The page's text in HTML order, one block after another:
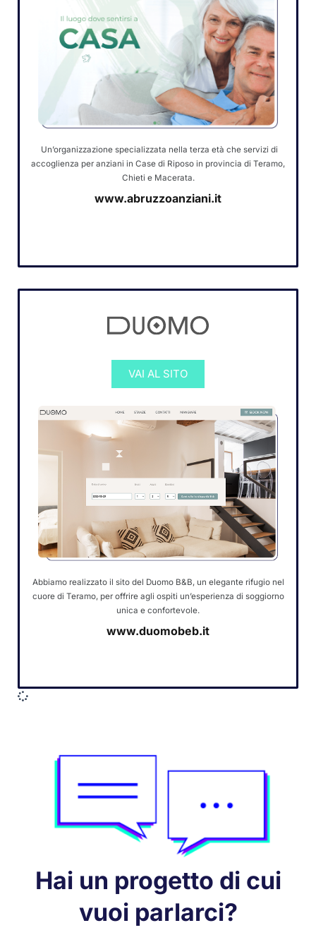
Un’organizzazione specializzata nella terza età che servizi di
accoglienza per anziani in Case di Riposo in provincia di Teramo,
Chieti e Macerata.
www.abruzzoanziani.it
VAI AL SITO
Abbiamo realizzato il sito del Duomo B&B, un elegante rifugio nel
cuore di Teramo, per offrire agli ospiti un’esperienza di soggiorno
unica e confortevole.
www.duomobeb.it
Hai un progetto di cui
vuoi parlarci?